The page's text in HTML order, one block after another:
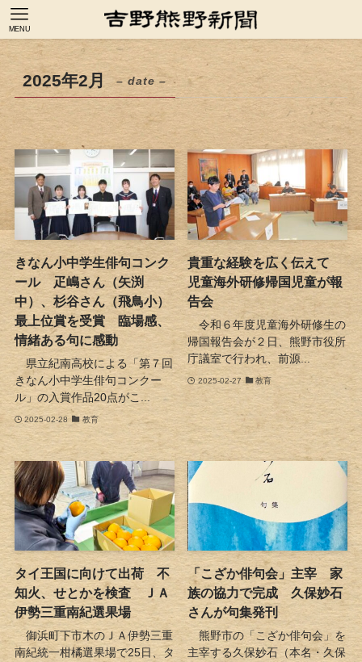
MENU
2025年2月 – date –
きなん小中学生俳句コンク
ール 疋嶋さん（矢渕
中）、杉谷さん（飛鳥小）
最上位賞を受賞 臨場感、
情緒ある句に感動
県立紀南高校による「第７回
きなん小中学生俳句コンクー
ル」の入賞作品20点がこ...
2025-02-28 教育
貴重な経験を広く伝えて
児童海外研修帰国児童が報
告会
令和６年度児童海外研修生の
帰国報告会が２日、熊野市役所
庁議室で行われ、前源...
2025-02-27 教育
タイ王国に向けて出荷 不
知火、せとかを検査 ＪＡ
伊勢三重南紀選果場
御浜町下市木のＪＡ伊勢三重
南紀統一柑橘選果場で25日、タ
「こざか俳句会」主宰 家
族の協力で完成 久保妙石
さんが句集発刊
熊野市の「こざか俳句会」を
主宰する久保妙石（本名・久保